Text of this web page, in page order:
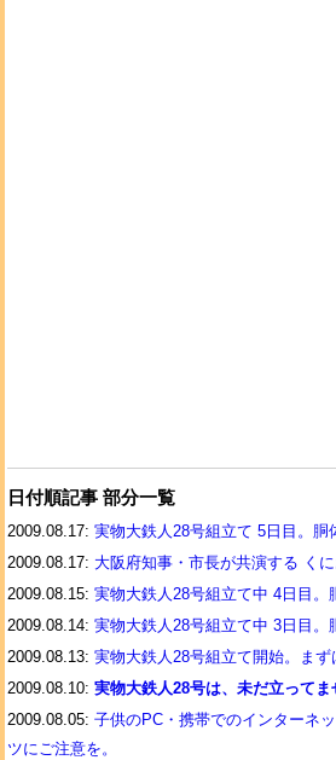
日付順記事 部分一覧
2009.08.17: 実物大鉄人28号組立て 5日目。胴
2009.08.17: 大阪府知事・市長が共演する く
2009.08.15: 実物大鉄人28号組立て中 4日目。
2009.08.14: 実物大鉄人28号組立て中 3日目。
2009.08.13: 実物大鉄人28号組立て開始。まず
2009.08.10: 実物大鉄人28号は、未だ立ってま
2009.08.05: 子供のPC・携帯でのインターネ
ツにご注意を。